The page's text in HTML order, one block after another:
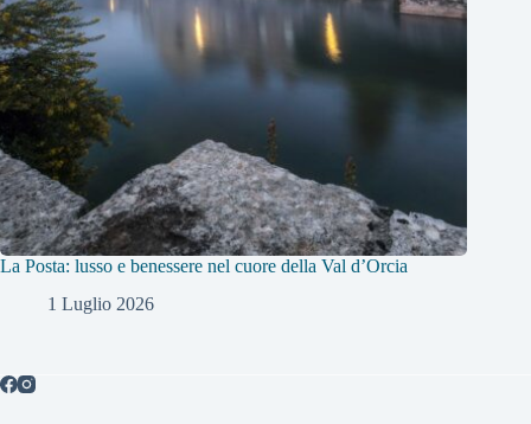
La Posta: lusso e benessere nel cuore della Val d’Orcia
1 Luglio 2026